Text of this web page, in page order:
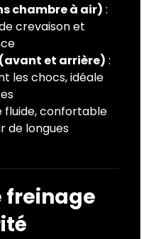
chambre à air) :
crevaison et
et arrière) :
les chocs, idéale
fluide, confortable
de longues
freinage